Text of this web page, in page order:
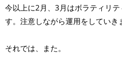
今以上に2月、3月はボラティリ
す。注意しながら運用をしていき
それでは、また。